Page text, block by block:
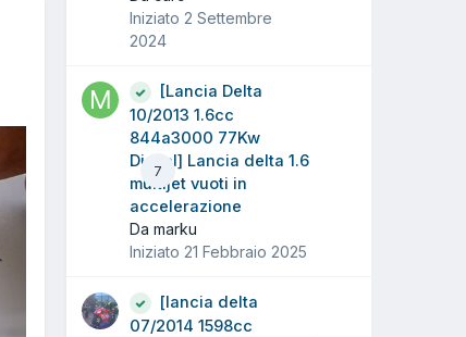
Iniziato 2 Settembre
2024
7
[Lancia Delta
10/2013 1.6cc
844a3000 77Kw
Diesel] Lancia delta 1.6
multijet vuoti in
accelerazione
Da marku
Iniziato 21 Febbraio 2025
[lancia delta
07/2014 1598cc